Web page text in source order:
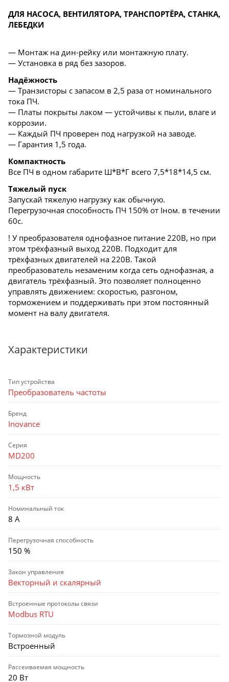
ДЛЯ НАСОСА, ВЕНТИЛЯТОРА, ТРАНСПОРТЁРА, СТАНКА,
ЛЕБЕДКИ
— Монтаж на дин-рейку или монтажную плату.
— Установка в ряд без зазоров.
Надёжность
— Транзисторы с запасом в 2,5 раза от номинального
тока ПЧ.
— Платы покрыты лаком — устойчивы к пыли, влаге и
коррозии.
— Каждый ПЧ проверен под нагрузкой на заводе.
— Гарантия 1,5 года.
Компактность
Все ПЧ в одном габарите Ш*В*Г всего 7,5*18*14,5 см.
Тяжелый пуск
Запускай тяжелую нагрузку как обычную.
Перегрузочная способность ПЧ 150% от Iном. в течении
60с.
! У преобразователя однофазное питание 220В, но при
этом трёхфазный выход 220В. Подходит для
трёхфазных двигателей на 220В. Такой
преобразователь незаменим когда сеть однофазная, а
двигатель трёхфазный. Это позволяет полноценно
управлять движением: скоростью, разгоном,
торможением и поддерживать при этом постоянный
момент на валу двигателя.
Характеристики
Тип устройства
Преобразователь частоты
Бренд
Inovance
Серия
MD200
Мощность
1,5 кВт
Номинальный ток
8 А
Перегрузочная способность
150 %
Закон управления
Векторный и скалярный
Встроенные протоколы связи
Modbus RTU
Тормозной модуль
Встроенный
Рассеиваемая мощность
20 Вт